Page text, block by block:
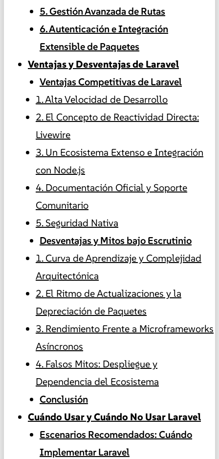
5. Gestión Avanzada de Rutas
6. Autenticación e Integración
Extensible de Paquetes
Ventajas y Desventajas de Laravel
Ventajas Competitivas de Laravel
1. Alta Velocidad de Desarrollo
2. El Concepto de Reactividad Directa:
Livewire
3. Un Ecosistema Extenso e Integración
con Node.js
4. Documentación Oficial y Soporte
Comunitario
5. Seguridad Nativa
Desventajas y Mitos bajo Escrutinio
1. Curva de Aprendizaje y Complejidad
Arquitectónica
2. El Ritmo de Actualizaciones y la
Depreciación de Paquetes
3. Rendimiento Frente a Microframeworks
Asíncronos
4. Falsos Mitos: Despliegue y
Dependencia del Ecosistema
Conclusión
Cuándo Usar y Cuándo No Usar Laravel
Escenarios Recomendados: Cuándo
Implementar Laravel